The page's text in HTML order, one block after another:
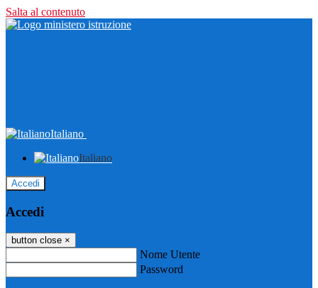
Salta al contenuto
Italiano
Italiano
Accedi
Accedi
button close ×
Nome Utente
Password